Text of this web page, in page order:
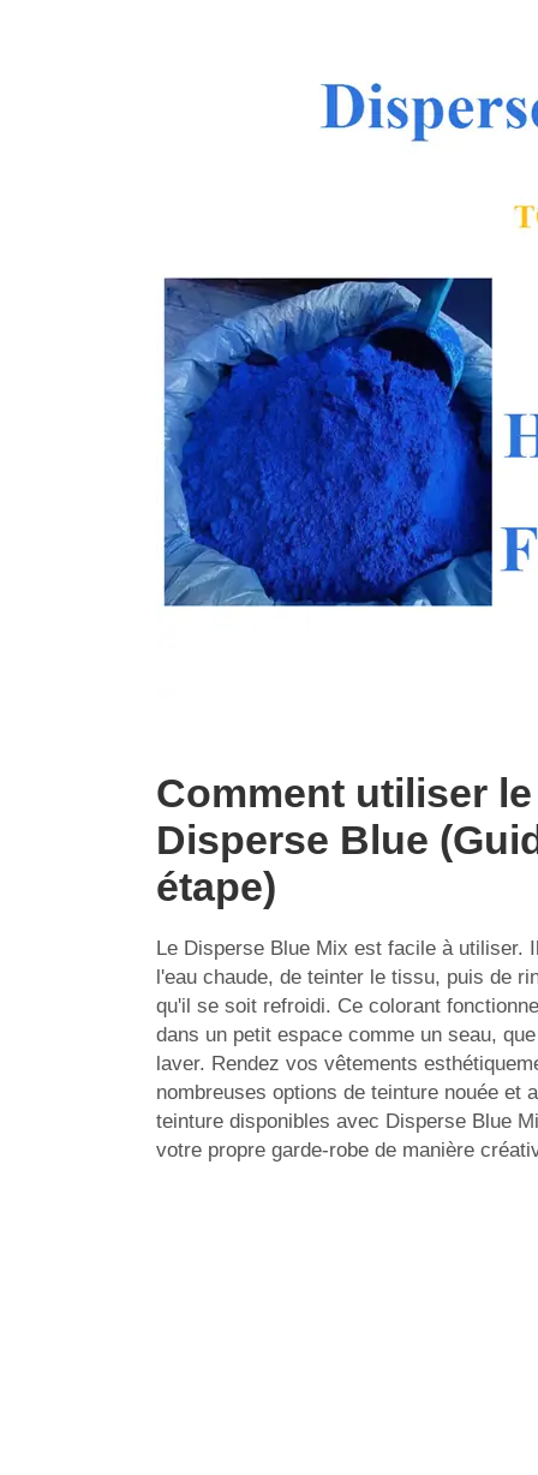
Comment utiliser
Disperse Blue
étape)
Le Disperse Blue Mix est facile à utiliser.
l'eau chaude, de teinter le tissu, puis de
qu'il se soit refroidi. Ce colorant
dans un petit espace comme un seau,
laver. Rendez vos vêtements
nombreuses options de teinture nouée et
teinture disponibles avec Disperse Blue
votre propre garde-robe de manière